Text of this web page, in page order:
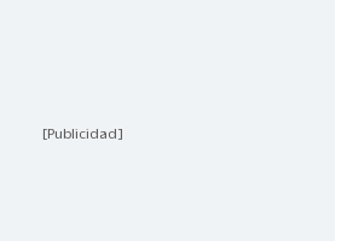
[Publicidad]